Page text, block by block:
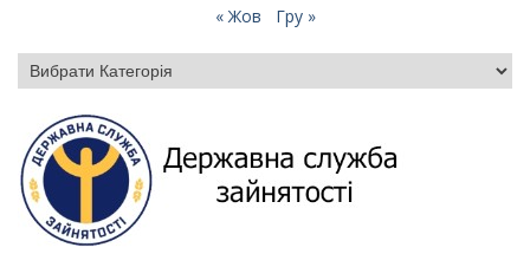
« Жов Гру »
Категорії